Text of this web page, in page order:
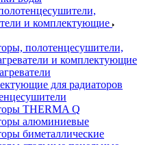
и комплектующие
полотенцесушители,
и комплектующие
для радиаторов
THERMA Q
алюминиевые
биметаллические